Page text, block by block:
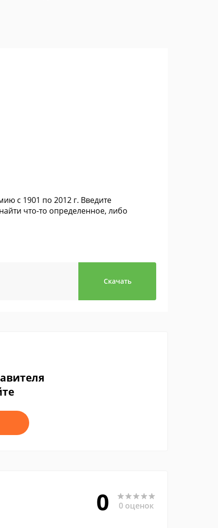
с 1901 по 2012 г. Введите
что-то определенное, либо
Скачать
0 0 оценок